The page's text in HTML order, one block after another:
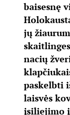
baisesnę
jų
nacių
paskelbti
laisvės
įsiliejimo